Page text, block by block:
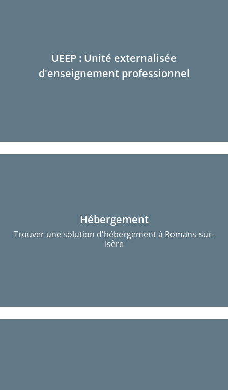
UEEP : Unité externalisée
d'enseignement professionnel
Hébergement
Trouver une solution d'hébergement à Romans-sur-
Isère